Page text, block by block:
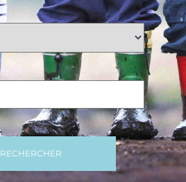
RECHERCHER